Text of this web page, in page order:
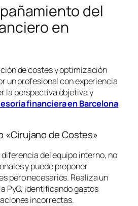
del
en
de costes y optimización
un profesional con experiencia
la perspectiva objetiva y
financiera en Barcelona
«Cirujano de Costes»
diferencia del equipo interno, no
y puede proponer
pero necesarios. Realiza un
PyG, identificando gastos
incorrectas.